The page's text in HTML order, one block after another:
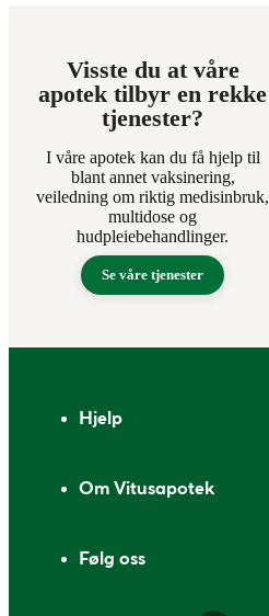
Visste du at våre
apotek tilbyr en rekke
tjenester?
I våre apotek kan du få hjelp til
blant annet vaksinering,
veiledning om riktig medisinbruk,
multidose og
hudpleiebehandlinger.
Se våre tjenester
Hjelp
Om Vitusapotek
Følg oss